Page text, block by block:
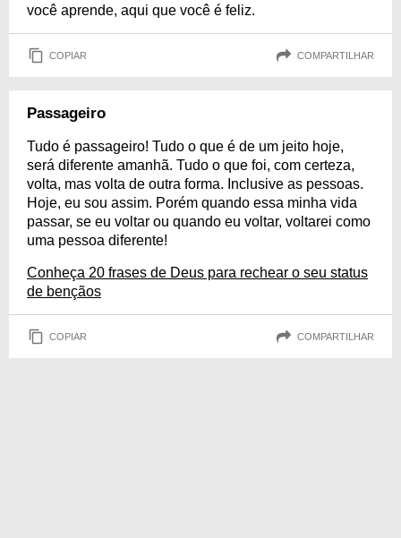
você aprende, aqui que você é feliz.
COPIAR COMPARTILHAR
Passageiro
Tudo é passageiro! Tudo o que é de um jeito hoje,
será diferente amanhã. Tudo o que foi, com certeza,
volta, mas volta de outra forma. Inclusive as pessoas.
Hoje, eu sou assim. Porém quando essa minha vida
passar, se eu voltar ou quando eu voltar, voltarei como
uma pessoa diferente!
Conheça 20 frases de Deus para rechear o seu status
de bençãos
COPIAR COMPARTILHAR